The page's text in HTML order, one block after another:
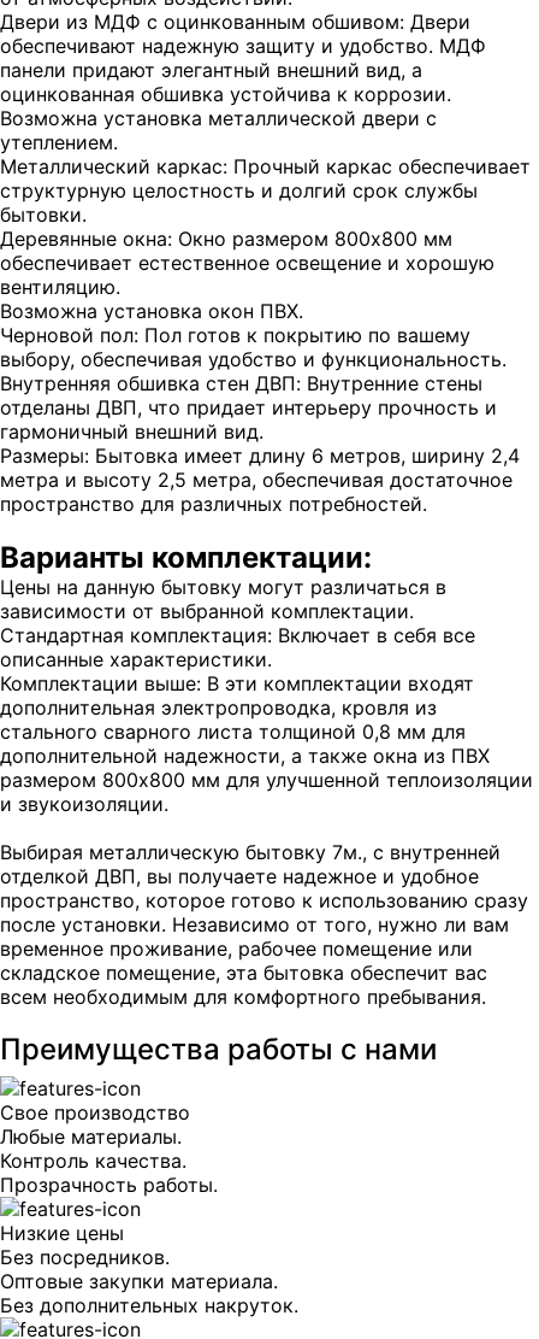
Двери из МДФ с оцинкованным обшивом: Двери
обеспечивают надежную защиту и удобство. МДФ
панели придают элегантный внешний вид, а
оцинкованная обшивка устойчива к коррозии.
Возможна установка металлической двери с
утеплением.
Металлический каркас: Прочный каркас обеспечивает
структурную целостность и долгий срок службы
бытовки.
Деревянные окна: Окно размером 800х800 мм
обеспечивает естественное освещение и хорошую
вентиляцию.
Возможна установка окон ПВХ.
Черновой пол: Пол готов к покрытию по вашему
выбору, обеспечивая удобство и функциональность.
Внутренняя обшивка стен ДВП: Внутренние стены
отделаны ДВП, что придает интерьеру прочность и
гармоничный внешний вид.
Размеры: Бытовка имеет длину 6 метров, ширину 2,4
метра и высоту 2,5 метра, обеспечивая достаточное
пространство для различных потребностей.
Варианты комплектации:
Цены на данную бытовку могут различаться в
зависимости от выбранной комплектации.
Стандартная комплектация: Включает в себя все
описанные характеристики.
Комплектации выше: В эти комплектации входят
дополнительная электропроводка, кровля из
стального сварного листа толщиной 0,8 мм для
дополнительной надежности, а также окна из ПВХ
размером 800х800 мм для улучшенной теплоизоляции
и звукоизоляции.
Выбирая металлическую бытовку 7м., с внутренней
отделкой ДВП, вы получаете надежное и удобное
пространство, которое готово к использованию сразу
после установки. Независимо от того, нужно ли вам
временное проживание, рабочее помещение или
складское помещение, эта бытовка обеспечит вас
всем необходимым для комфортного пребывания.
Преимущества работы с нами
Свое производство
Любые материалы.
Контроль качества.
Прозрачность работы.
Низкие цены
Без посредников.
Оптовые закупки материала.
Без дополнительных накруток.